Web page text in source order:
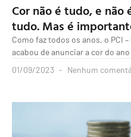
Cor não é tudo, e não
tudo. Mas é
Como faz todos os anos, o PCI –
acabou de anunciar a cor do
01/09/2023
Nenhum